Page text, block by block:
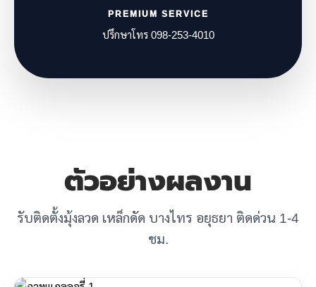
PREMIUM SERVICE
ปรึกษาโทร 098-253-4010
ตัวอย่างผลงาน
รับติดตั้งมุ้งลวด เหล็กดัด บางไทร อยุธยา ติดด่วน 1-4
ชม.